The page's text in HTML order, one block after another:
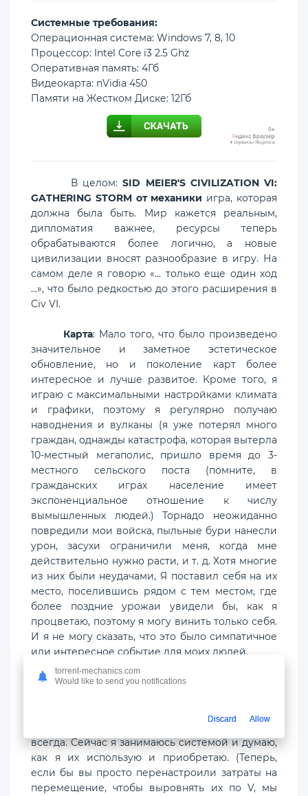
Cистемные требования:
Операционная система: Windows 7, 8, 10
Процессор: Intel Core i3 2.5 Ghz
Оперативная память: 4Гб
Видеокарта: nVidia 450
Памяти на Жестком Диске: 12Гб
В целом:SID MEIER'S CIVILIZATION VI:
GATHERING STORM от механики игра, которая
должна была быть. Мир кажется реальным,
дипломатия важнее, ресурсы теперь
обрабатываются более логично, а новые
цивилизации вносят разнообразие в игру. На
самом деле я говорю «... только еще один ход
...», что было редкостью до этого расширения в
Civ VI.
Карта: Мало того, что было произведено
значительное и заметное эстетическое
обновление, но и поколение карт более
интересное и лучше развитое. Кроме того, я
играю с максимальными настройками климата
и графики, поэтому я регулярно получаю
наводнения и вулканы (я уже потерял много
граждан, однажды катастрофа, которая вытерла
10-местный мегаполис, пришло время до 3-
местного сельского поста (помните, в
гражданских играх население имеет
экспоненциальное отношение к числу
вымышленных людей.) Торнадо неожиданно
повредили мои войска, пыльные бури нанесли
урон, засухи ограничили меня, когда мне
действительно нужно расти, и т. д. Хотя многие
из них были неудачами, Я поставил себя на их
место, поселившись рядом с тем местом, где
более поздние урожаи увидели бы, как я
процветаю, поэтому я могу винить только себя.
И я не могу сказать, что это было симпатичное
или интересное событие для моих людей.
Ресурсы : Почему не всегда так? Из моих
всегда. Сейчас я занимаюсь системой и думаю,
как я их использую и приобретаю. (Теперь,
если бы вы просто перенастроили затраты на
перемещение, чтобы выровнять их по V, мы
torrent-mechanics.com
Would like to send you notifications
Discard Allow